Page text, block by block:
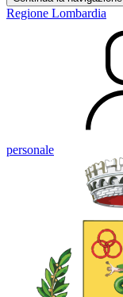
Regione Lombardia
personale